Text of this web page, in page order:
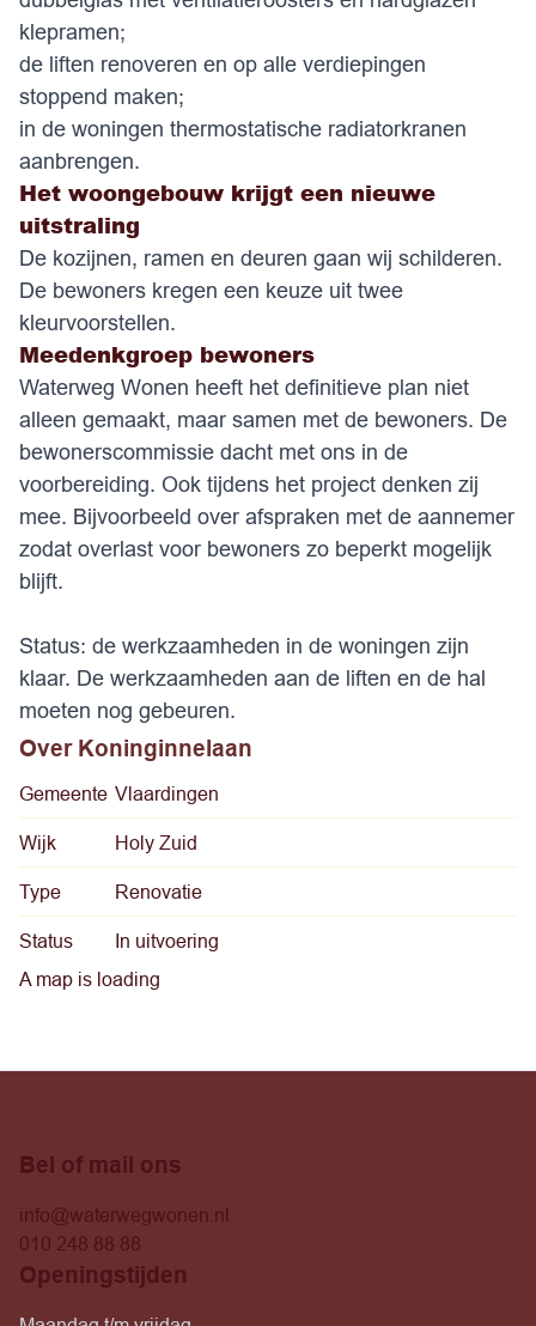
klepramen;
de liften renoveren en op alle verdiepingen
stoppend maken;
in de woningen thermostatische radiatorkranen
aanbrengen.
Het woongebouw krijgt een nieuwe
uitstraling
De kozijnen, ramen en deuren gaan wij schilderen.
De bewoners kregen een keuze uit twee
kleurvoorstellen.
Meedenkgroep bewoners
Waterweg Wonen heeft het definitieve plan niet
alleen gemaakt, maar samen met de bewoners. De
bewonerscommissie dacht met ons in de
voorbereiding. Ook tijdens het project denken zij
mee. Bijvoorbeeld over afspraken met de aannemer
zodat overlast voor bewoners zo beperkt mogelijk
blijft.
Status: de werkzaamheden in de woningen zijn
klaar. De werkzaamheden aan de liften en de hal
moeten nog gebeuren.
Over Koninginnelaan
Gemeente Vlaardingen
Wijk Holy Zuid
Type Renovatie
Status
In uitvoering
A map is loading
Bel of mail ons
info@waterwegwonen.nl
010 248 88 88
Openingstijden